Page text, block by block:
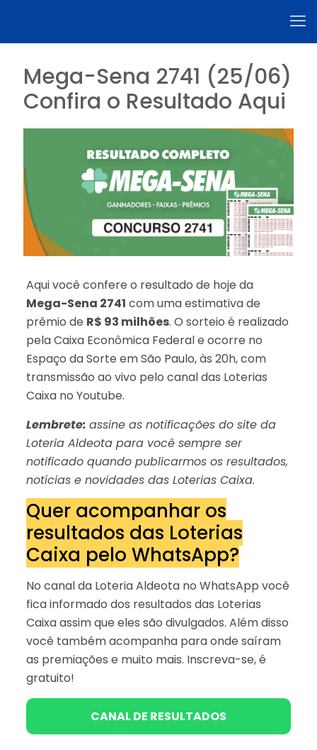
Mega-Sena 2741 (25/06)
Confira o Resultado Aqui
Aqui você confere o resultado de hoje da
Mega-Sena 2741 com uma estimativa de
prêmio de R$ 93 milhões. O sorteio é realizado
pela Caixa Econômica Federal e ocorre no
Espaço da Sorte em São Paulo, às 20h, com
transmissão ao vivo pelo canal das Loterias
Caixa no Youtube.
Lembrete: assine as notificações do site da
Loteria Aldeota para você sempre ser
notificado quando publicarmos os resultados,
notícias e novidades das Loterias Caixa.
Quer acompanhar os
resultados das Loterias
Caixa pelo WhatsApp?
No canal da Loteria Aldeota no WhatsApp você
fica informado dos resultados das Loterias
Caixa assim que eles são divulgados. Além disso
você também acompanha para onde saíram
as premiações e muito mais. Inscreva-se, é
gratuito!
CANAL DE RESULTADOS